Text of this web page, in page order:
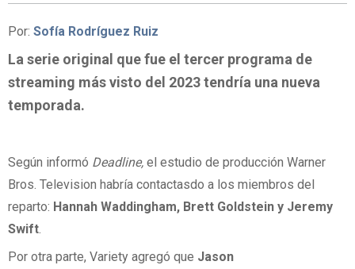
Por: Sofía Rodríguez Ruiz
La serie original que fue el tercer programa de
streaming más visto del 2023 tendría una nueva
temporada.
Según informó Deadline, el estudio de producción Warner
Bros. Television habría contactasdo a los miembros del
reparto: Hannah Waddingham, Brett Goldstein y Jeremy
Swift.
Por otra parte, Variety agregó que Jason